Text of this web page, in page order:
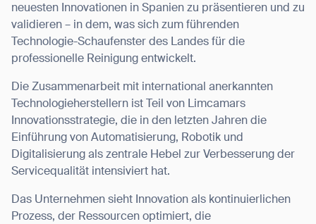
neuesten Innovationen in Spanien zu präsentieren und zu
validieren – in dem, was sich zum führenden
Technologie-Schaufenster des Landes für die
professionelle Reinigung entwickelt.
Die Zusammenarbeit mit international anerkannten
Technologieherstellern ist Teil von Limcamars
Innovationsstrategie, die in den letzten Jahren die
Einführung von Automatisierung, Robotik und
Digitalisierung als zentrale Hebel zur Verbesserung der
Servicequalität intensiviert hat.
Das Unternehmen sieht Innovation als kontinuierlichen
Prozess, der Ressourcen optimiert, die